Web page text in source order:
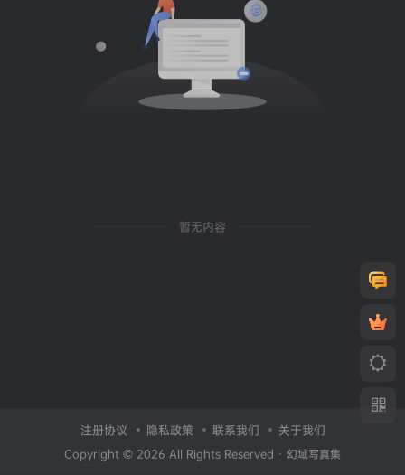
暂无内容
注册协议 隐私政策 联系我们 关于我们
Copyright © 2026 All Rights Reserved · 幻域写真集